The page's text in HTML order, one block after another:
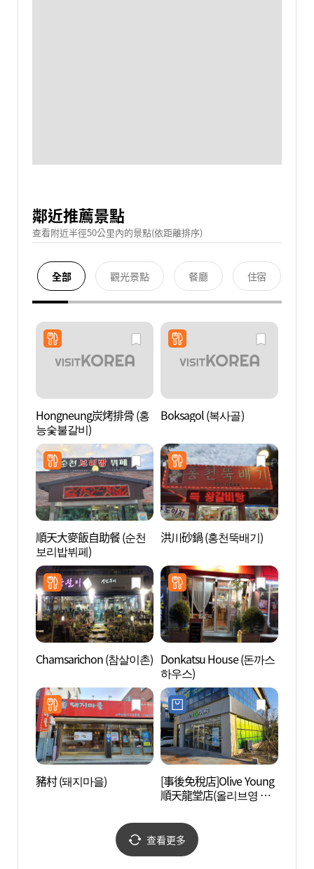
鄰近推薦景點
查看附近半徑50公里內的景點(依距離排序)
全部 觀光景點 餐廳 住宿
Hongneung炭烤排骨 (홍
능숯불갈비)
Boksagol (복사골)
順天大麥飯自助餐 (순천
보리밥뷔페)
洪川砂鍋 (홍천뚝배기)
Chamsarichon (참살이촌) Donkatsu House (돈까스
하우스)
豬村 (돼지마을)
[事後免稅店]Olive Young
順天龍堂店(올리브영 순
查看更多